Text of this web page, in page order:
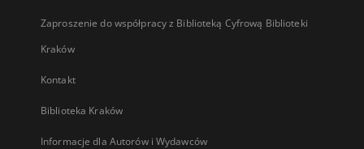
Zaproszenie do współpracy z Biblioteką Cyfrową Biblioteki
Kraków
Kontakt
Biblioteka Kraków
Informacje dla Autorów i Wydawców